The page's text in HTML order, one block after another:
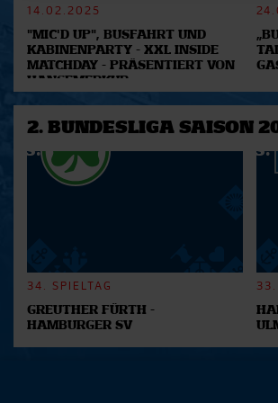
Abschnitt Einzelheiten
Wir verwenden Cookies, um Inhalte und
personalisieren, Funktionen für soziale
analysieren. Außerdem geben wir
soziale Medien, Werbung und Analysen
Partner führen diese Informationen
14.02.2025
"MIC'D UP", BUSFAHRT UND
KABINENPARTY - XXL INSIDE
MATCHDAY - PRÄSENTIERT VON
HANSEMERKUR
2. BUNDESLIGA SAISON
34. SPIELTAG
GREUTHER FÜRTH -
HAMBURGER SV
33.